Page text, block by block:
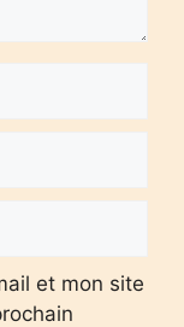
et mon site